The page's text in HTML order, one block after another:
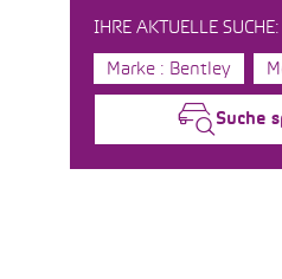
IHRE AKTUELLE SUCHE:
Marke : Bentley
Suche